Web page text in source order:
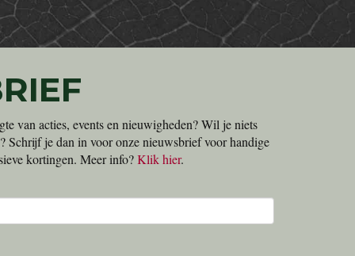
van acties, events en nieuwigheden? Wil je niets
Schrijf je dan in voor onze nieuwsbrief voor handige
kortingen. Meer info?Klik hier.